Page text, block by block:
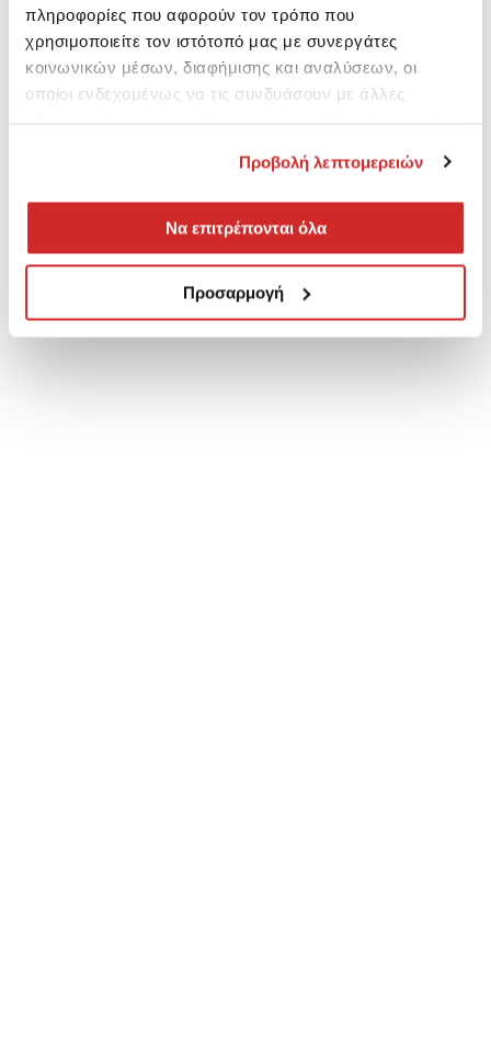
πληροφορίες που αφορούν τον τρόπο που
χρησιμοποιείτε τον ιστότοπό μας με συνεργάτες
κοινωνικών μέσων, διαφήμισης και αναλύσεων, οι
οποίοι ενδεχομένως να τις συνδυάσουν με άλλες
Προβολή λεπτομερειών
Να επιτρέπονται όλα
Προσαρμογή